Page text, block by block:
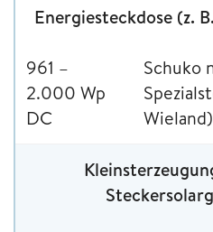
Energiesteckdose (z.
961 –
2.000 Wp
DC
Schuko